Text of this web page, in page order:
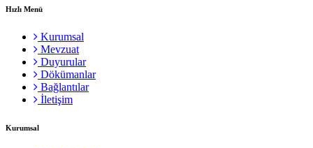
Hızlı Menü
Kurumsal
Mevzuat
Duyurular
Dökümanlar
Bağlantılar
İletişim
Kurumsal